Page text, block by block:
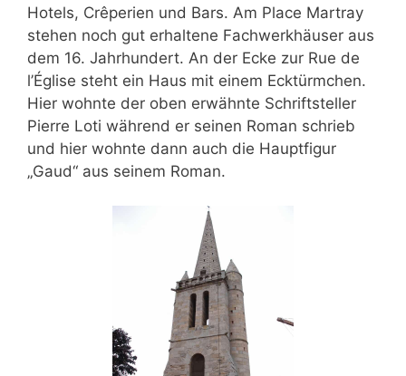
Hotels, Crêperien und Bars. Am Place Martray
stehen noch gut erhaltene Fachwerkhäuser aus
dem 16. Jahrhundert. An der Ecke zur Rue de
l’Église steht ein Haus mit einem Ecktürmchen.
Hier wohnte der oben erwähnte Schriftsteller
Pierre Loti während er seinen Roman schrieb
und hier wohnte dann auch die Hauptfigur
„Gaud“ aus seinem Roman.